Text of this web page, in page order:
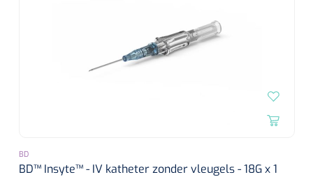
BD
BD™ Insyte™ - IV katheter zonder vleugels - 18G x 1